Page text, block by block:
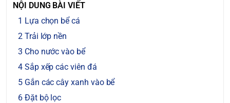
NỘI DUNG BÀI VIẾT
Lựa chọn bể cá
Trải lớp nền
Cho nước vào bể
Sắp xếp các viên đá
Gắn các cây xanh vào bể
Đặt bộ lọc